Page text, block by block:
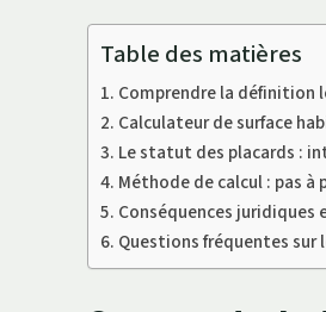
Table des matières
Comprendre la définition
Calculateur de surface
Le statut des placards :
Méthode de calcul : pas à
Conséquences
Questions fréquentes sur